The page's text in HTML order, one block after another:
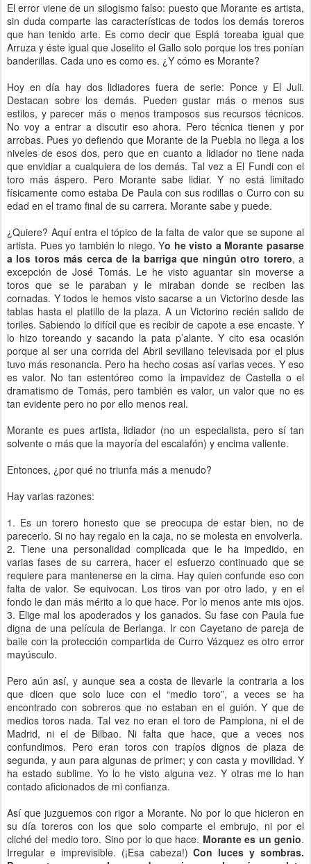
El error viene de un silogismo falso: puesto que Morante es artista,
sin duda comparte las características de todos los demás toreros
que han tenido arte. Es como decir que Esplá toreaba igual que
Arruza y éste igual que Joselito el Gallo solo porque los tres ponían
banderillas. Cada uno es como es. ¿Y cómo es Morante?
Hoy en día hay dos lidiadores fuera de serie: Ponce y El Juli.
Destacan sobre los demás. Pueden gustar más o menos sus
estilos, y parecer más o menos tramposos sus recursos técnicos.
No voy a entrar a discutir eso ahora. Pero técnica tienen y por
arrobas. Pues yo defiendo que Morante de la Puebla no llega a los
niveles de esos dos, pero que en cuanto a lidiador no tiene nada
que envidiar a cualquiera de los demás. Tal vez a El Fundi con el
toro más áspero. Pero Morante sabe lidiar. Y no está limitado
físicamente como estaba De Paula con sus rodillas o Curro con su
edad en el tramo final de su carrera. Morante sabe y puede.
¿Quiere? Aquí entra el tópico de la falta de valor que se supone al
artista. Pues yo también lo niego. Yo he visto a Morante pasarse
a los toros más cerca de la barriga que ningún otro torero, a
excepción de José Tomás. Le he visto aguantar sin moverse a
toros que se le paraban y le miraban donde se reciben las
cornadas. Y todos le hemos visto sacarse a un Victorino desde las
tablas hasta el platillo de la plaza. A un Victorino recién salido de
toriles. Sabiendo lo difícil que es recibir de capote a ese encaste. Y
lo hizo toreando y sacando la pata p’alante. Y cito esa ocasión
porque al ser una corrida del Abril sevillano televisada por el plus
tuvo más resonancia. Pero ha hecho cosas así varias veces. Y eso
es valor. No tan estentóreo como la impavidez de Castella o el
dramatismo de Tomás, pero también es valor, un valor que no es
tan evidente pero no por ello menos real.
Morante es pues artista, lidiador (no un especialista, pero sí tan
solvente o más que la mayoría del escalafón) y encima valiente.
Entonces, ¿por qué no triunfa más a menudo?
Hay varias razones:
1. Es un torero honesto que se preocupa de estar bien, no de
parecerlo. Si no hay regalo en la caja, no se molesta en envolverla.
2. Tiene una personalidad complicada que le ha impedido, en
varias fases de su carrera, hacer el esfuerzo continuado que se
requiere para mantenerse en la cima. Hay quien confunde eso con
falta de valor. Se equivocan. Los tiros van por otro lado, y en el
fondo le dan más mérito a lo que hace. Por lo menos ante mis ojos.
3. Elige mal los apoderados y los ganados. Su fase con Paula fue
digna de una película de Berlanga. Ir con Cayetano de pareja de
baile con la protección compartida de Curro Vázquez es otro error
mayúsculo.
Pero aún así, y aunque sea a costa de llevarle la contraria a los
que dicen que solo luce con el “medio toro”, a veces se ha
encontrado con sobreros que no estaban en el guión. Y que de
medios toros nada. Tal vez no eran el toro de Pamplona, ni el de
Madrid, ni el de Bilbao. Ni falta que hace, que a veces nos
confundimos. Pero eran toros con trapíos dignos de plaza de
segunda, y aun para algunas de primer; y con casta y movilidad. Y
ha estado sublime. Yo lo he visto alguna vez. Y otras me lo han
contado aficionados de mi confianza.
Así que juzguemos con rigor a Morante. No por lo que hicieron en
su día toreros con los que solo comparte el embrujo, ni por el
cliché del medio toro. Sino por lo que hace. Morante es un genio.
Irregular e imprevisible. (¡Esa cabeza!)Con luces y sombras.